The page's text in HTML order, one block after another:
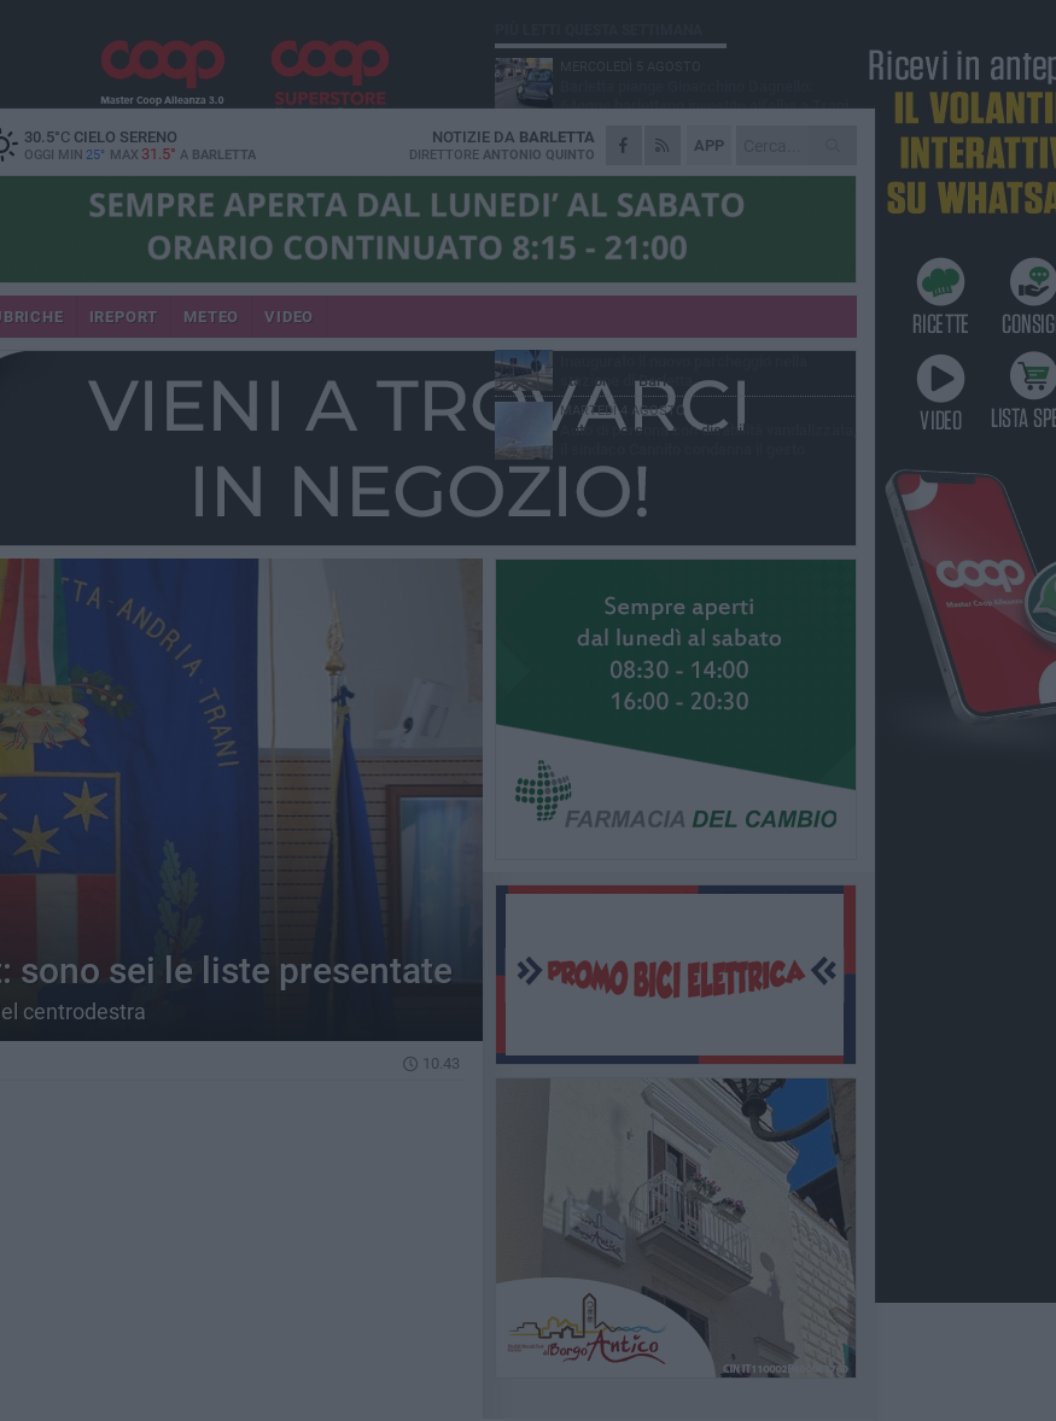
30.5°CCIELO SERENO
OGGI MIN 25° MAX 31.5° A BARLETTA
APP
NOTIZIE DA BARLETTA
DIRETTORE ANTONIO QUINTO
IREPORT METEO VIDEO
sono sei le liste presentate
centrodestra
10.43
64enne barlettano investito all'alba a Trani
GIOVEDÌ 6 AGOSTO
Il ricordo di "Cecco", il benzinaio col
sorriso: «Contava i giorni che lo
separavano dalla pensione»
MERCOLEDÌ 5 AGOSTO
sopralluogo nell'area dell'evento
Beni confiscati alla mafia. Nasce il servizio
VENERDÌ 31 LUGLIO
stazione di Barletta
MARTEDÌ 4 AGOSTO
Auto di persona con disabilità vandalizzata,